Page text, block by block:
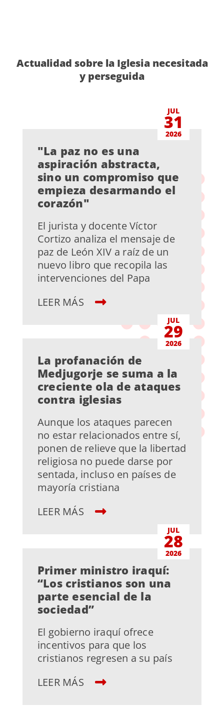
Actualidad sobre la Iglesia necesitada
y perseguida
JUL
31
2026
"La paz no es una
aspiración abstracta,
sino un compromiso que
empieza desarmando el
corazón"
El jurista y docente Víctor
Cortizo analiza el mensaje de
paz de León XIV a raíz de un
nuevo libro que recopila las
intervenciones del Papa
LEER MÁS
JUL
29
2026
La profanación de
Medjugorje se suma a la
creciente ola de ataques
contra iglesias
Aunque los ataques parecen
no estar relacionados entre sí,
ponen de relieve que la libertad
religiosa no puede darse por
sentada, incluso en países de
mayoría cristiana
LEER MÁS
JUL
28
2026
Primer ministro iraquí:
“Los cristianos son una
parte esencial de la
sociedad”
El gobierno iraquí ofrece
incentivos para que los
cristianos regresen a su país
LEER MÁS